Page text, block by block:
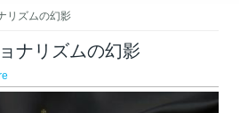
リズムの幻影
ナリズムの幻影